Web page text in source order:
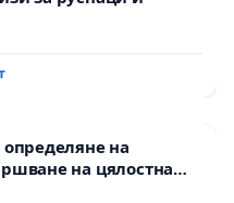
на
на цялостна
път между